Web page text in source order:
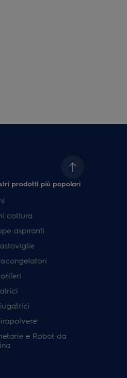
prodotti più popolari
cottura
aspiranti
e Robot da